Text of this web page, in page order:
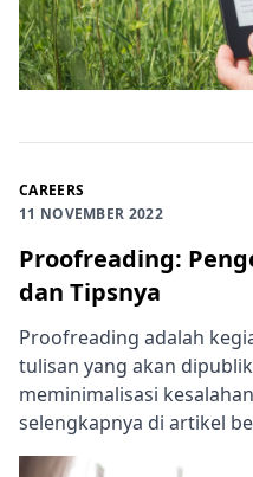
CAREERS
11 NOVEMBER 2022
Proofreading:
dan Tipsnya
Proofreading adalah
tulisan yang akan
meminimalisasi
selengkapnya di artikel